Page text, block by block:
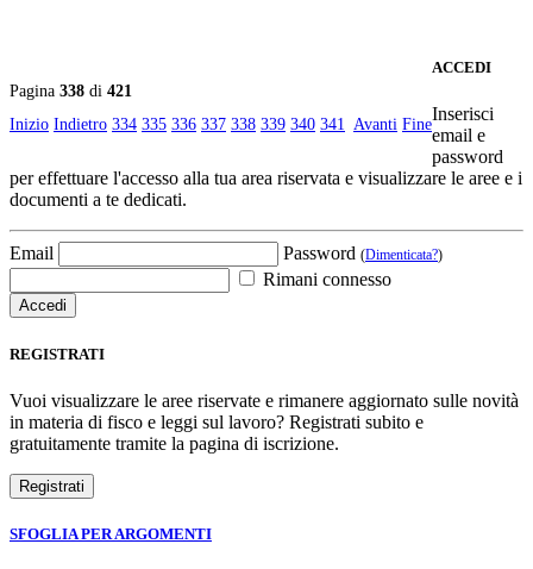
Pagina 338 di 421
Inizio Indietro 334 335 336 337 338 339 340 341 Avanti Fine
ACCEDI
Inserisci
email e
password
per effettuare l'accesso alla tua area riservata e visualizzare le aree e i
documenti a te dedicati.
Email Password (Dimenticata?)
Rimani connesso
REGISTRATI
Vuoi visualizzare le aree riservate e rimanere aggiornato sulle novità
in materia di fisco e leggi sul lavoro? Registrati subito e
gratuitamente tramite la pagina di iscrizione.
SFOGLIA PER ARGOMENTI